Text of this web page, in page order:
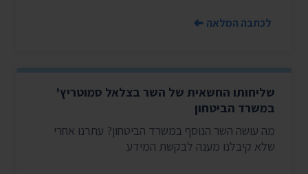
לכתבה המלאה
שליחותו החשאית של השר בצלאל סמוטריץ'
במשרד הביטחון
מה עושה השר הנוסף במשרד הביטחון? עתרנו אחרי
שלא קיבלנו מענה לבקשת המידע